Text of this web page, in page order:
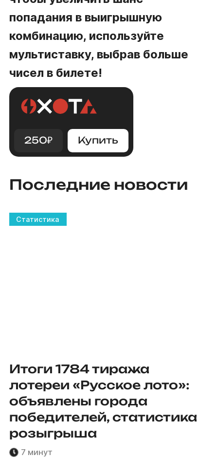
попадания в выигрышную
комбинацию, используйте
мультиставку, выбрав больше
чисел в билете!
250₽ Купить
Последние новости
Статистика
Итоги 1784 тиража
лотереи «Русское лото»:
объявлены города
победителей, статистика
розыгрыша
7 минут